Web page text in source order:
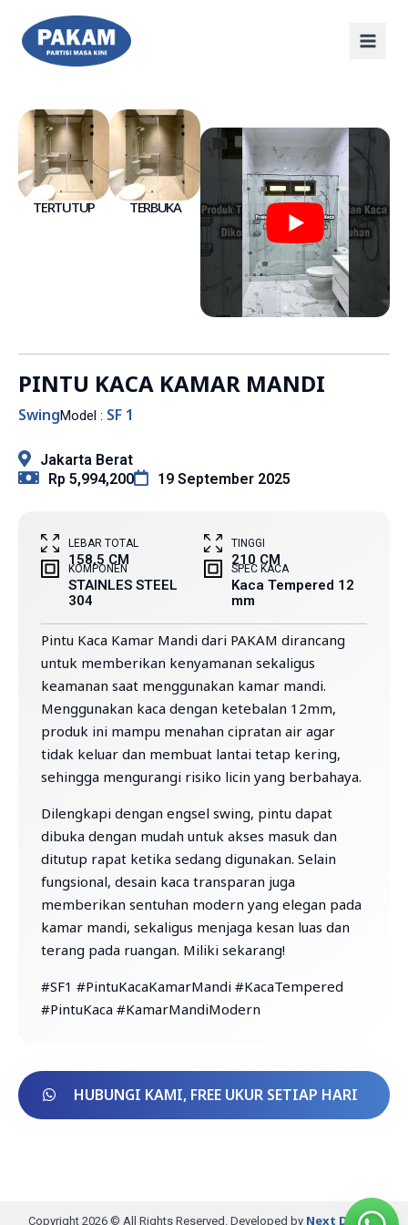
TERTUTUP TERBUKA
PINTU KACA KAMAR MANDI
SwingModel : SF 1
Jakarta Berat
Rp 5,994,200
19 September 2025
LEBAR TOTAL
158,5 CM
TINGGI
210 CM
KOMPONEN
STAINLES STEEL
304
SPEC KACA
Kaca Tempered 12
mm
Pintu Kaca Kamar Mandi dari PAKAM dirancang
untuk memberikan kenyamanan sekaligus
keamanan saat menggunakan kamar mandi.
Menggunakan kaca dengan ketebalan 12mm,
produk ini mampu menahan cipratan air agar
tidak keluar dan membuat lantai tetap kering,
sehingga mengurangi risiko licin yang berbahaya.
Dilengkapi dengan engsel swing, pintu dapat
dibuka dengan mudah untuk akses masuk dan
ditutup rapat ketika sedang digunakan. Selain
fungsional, desain kaca transparan juga
memberikan sentuhan modern yang elegan pada
kamar mandi, sekaligus menjaga kesan luas dan
terang pada ruangan. Miliki sekarang!
#SF1 #PintuKacaKamarMandi #KacaTempered
#PintuKaca #KamarMandiModern
HUBUNGI KAMI, FREE UKUR SETIAP HARI
Copyright 2026 © All Rights Reserved. Developed by Next Digital